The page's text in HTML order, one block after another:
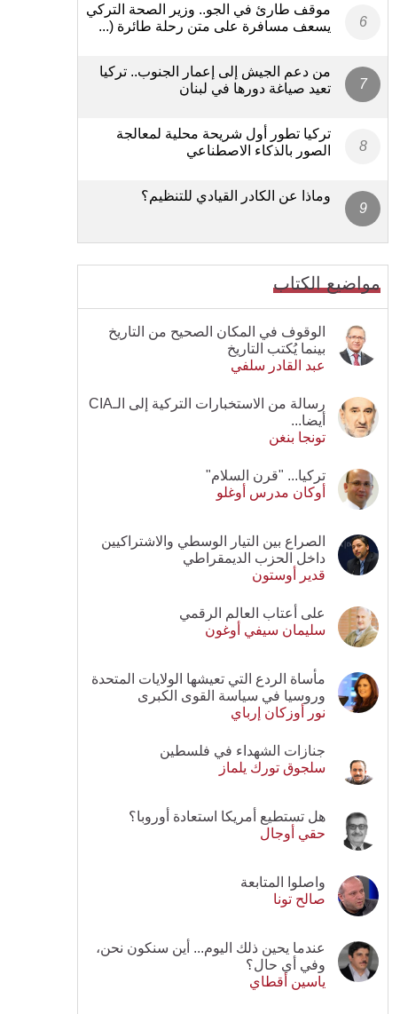
موقف طارئ في الجو.. وزير الصحة التركي
يسعف مسافرة على متن رحلة طائرة (...
من دعم الجيش إلى إعمار الجنوب.. تركيا
تعيد صياغة دورها في لبنان
تركيا تطور أول شريحة محلية لمعالجة
الصور بالذكاء الاصطناعي
وماذا عن الكادر القيادي للتنظيم؟
مواضيع الكتاب
الوقوف في المكان الصحيح من التاريخ
بينما يُكتب التاريخ
عبد القادر سلفي
رسالة من الاستخبارات التركية إلى الـCIA
أيضا...
تونجا بنغن
تركيا... "قرن السلام"
أوكان مدرس أوغلو
الصراع بين التيار الوسطي والاشتراكيين
داخل الحزب الديمقراطي
قدير أوستون
على أعتاب العالم الرقمي
سليمان سيفي أوغون
مأساة الردع التي تعيشها الولايات المتحدة
وروسيا في سياسة القوى الكبرى
نور أوزكان إرباي
جنازات الشهداء في فلسطين
سلجوق تورك يلماز
هل تستطيع أمريكا استعادة أوروبا؟
حقي أوجال
واصلوا المتابعة
صالح تونا
عندما يحين ذلك اليوم... أين سنكون نحن،
وفي أي حال؟
ياسين أقطاي